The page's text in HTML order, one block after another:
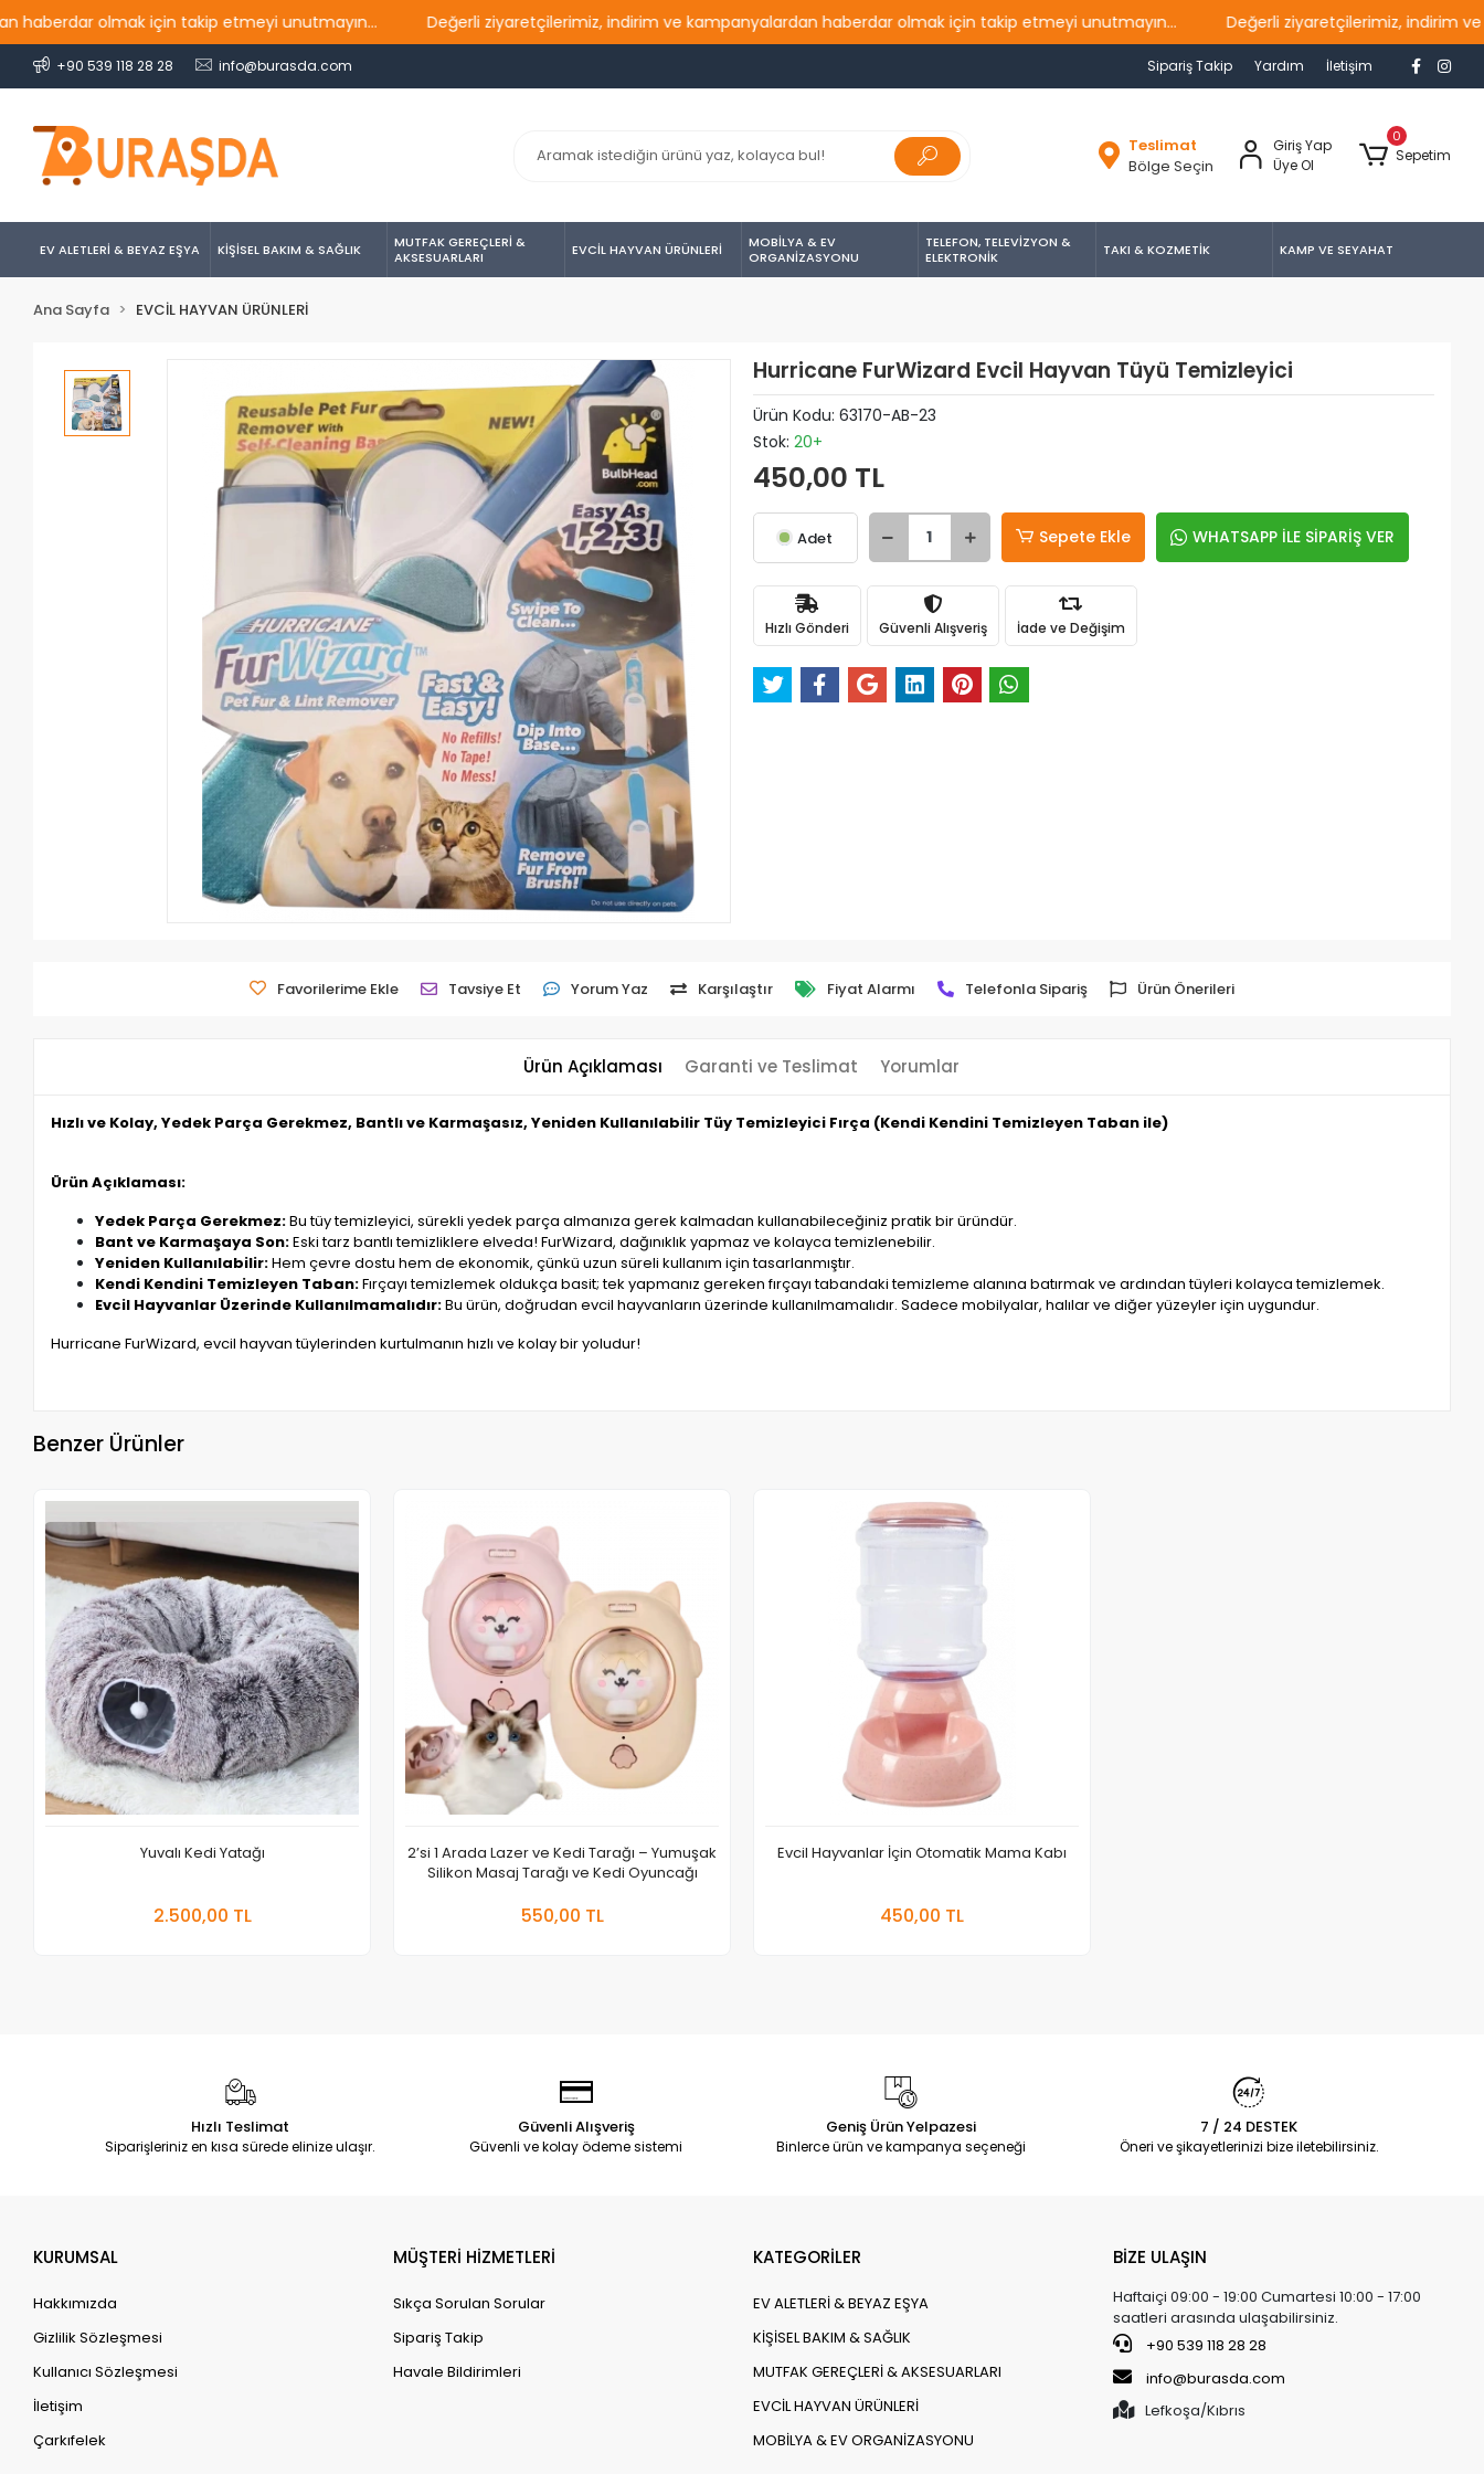
olmak için takip etmeyi unutmayın... Değerli ziyaretçilerimiz, indirim ve kampanyalardan haberdar olmak için takip etmeyi unutmayın... Değerli ziyaretçilerimiz, indirim ve
+90 539 118 28 28 info@burasda.com Sipariş Takip Yardım İletişim
Teslimat
Bölge Seçin
Giriş Yap
Üye Ol
0
Sepetim
EV ALETLERİ & BEYAZ EŞYA KİŞİSEL BAKIM & SAĞLIK
MUTFAK GEREÇLERİ &
AKSESUARLARI
EVCİL HAYVAN ÜRÜNLERİ
MOBİLYA & EV
ORGANİZASYONU
TELEFON, TELEVİZYON &
ELEKTRONİK
TAKI & KOZMETİK KAMP VE SEYAHAT
Ana Sayfa EVCİL HAYVAN ÜRÜNLERİ
Hurricane FurWizard Evcil Hayvan Tüyü Temizleyici
Ürün Kodu: 63170-AB-23
Stok: 20+
450,00 TL
Adet Sepete Ekle WHATSAPP İLE SİPARİŞ VER
Hızlı Gönderi Güvenli Alışveriş İade ve Değişim
Favorilerime Ekle Tavsiye Et Yorum Yaz Karşılaştır Fiyat Alarmı Telefonla Sipariş Ürün Önerileri
Ürün Açıklaması Garanti ve Teslimat Yorumlar
Hızlı ve Kolay, Yedek Parça Gerekmez, Bantlı ve Karmaşasız, Yeniden Kullanılabilir Tüy Temizleyici Fırça (Kendi Kendini Temizleyen Taban ile)
Ürün Açıklaması:
Yedek Parça Gerekmez:Bu tüy temizleyici, sürekli yedek parça almanıza gerek kalmadan kullanabileceğiniz pratik bir üründür.
Bant ve Karmaşaya Son:Eski tarz bantlı temizliklere elveda! FurWizard, dağınıklık yapmaz ve kolayca temizlenebilir.
Yeniden Kullanılabilir:Hem çevre dostu hem de ekonomik, çünkü uzun süreli kullanım için tasarlanmıştır.
Kendi Kendini Temizleyen Taban:Fırçayı temizlemek oldukça basit; tek yapmanız gereken fırçayı tabandaki temizleme alanına batırmak ve ardından tüyleri kolayca temizlemek.
Evcil Hayvanlar Üzerinde Kullanılmamalıdır:Bu ürün, doğrudan evcil hayvanların üzerinde kullanılmamalıdır. Sadece mobilyalar, halılar ve diğer yüzeyler için uygundur.
Hurricane FurWizard, evcil hayvan tüylerinden kurtulmanın hızlı ve kolay bir yoludur!
Benzer Ürünler
Yuvalı Kedi Yatağı
2.500,00 TL
2’si 1 Arada Lazer ve Kedi Tarağı – Yumuşak
Silikon Masaj Tarağı ve Kedi Oyuncağı
550,00 TL
Evcil Hayvanlar İçin Otomatik Mama Kabı
450,00 TL
Hızlı Teslimat
Siparişleriniz en kısa sürede elinize ulaşır.
Güvenli Alışveriş
Güvenli ve kolay ödeme sistemi
Geniş Ürün Yelpazesi
Binlerce ürün ve kampanya seçeneği
7 / 24 DESTEK
Öneri ve şikayetlerinizi bize iletebilirsiniz.
KURUMSAL
Hakkımızda
Gizlilik Sözleşmesi
Kullanıcı Sözleşmesi
İletişim
Çarkıfelek
MÜŞTERİ HİZMETLERİ
Sıkça Sorulan Sorular
Sipariş Takip
Havale Bildirimleri
KATEGORİLER
EV ALETLERİ & BEYAZ EŞYA
KİŞİSEL BAKIM & SAĞLIK
MUTFAK GEREÇLERİ & AKSESUARLARI
EVCİL HAYVAN ÜRÜNLERİ
MOBİLYA & EV ORGANİZASYONU
BİZE ULAŞIN
Haftaiçi 09:00 - 19:00 Cumartesi 10:00 - 17:00
saatleri arasında ulaşabilirsiniz.
+90 539 118 28 28
info@burasda.com
Lefkoşa/Kıbrıs